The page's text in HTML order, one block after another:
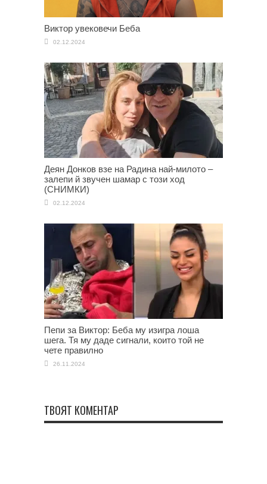
Виктор увековечи Беба
02.12.2024
Деян Донков взе на Радина най-милото –
залепи й звучен шамар с този ход
(СНИМКИ)
02.12.2024
Пепи за Виктор: Беба му изигра лоша
шега. Тя му даде сигнали, които той не
чете правилно
26.11.2024
ТВОЯТ КОМЕНТАР